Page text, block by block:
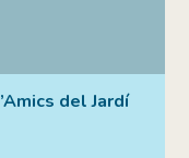
del Jardí